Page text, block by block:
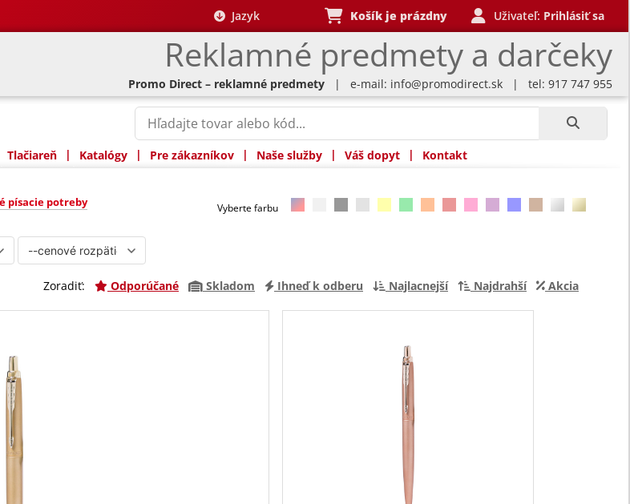
Reklamné predmety a darčeky
Jazyk Košík je prázdny Uživateľ: Prihlásiť sa
Promo Direct – reklamné predmety | e-mail: info@promodirect.sk | tel: 917 747 955
Tlačiareň | Katalógy | Pre zákazníkov | Naše služby | Váš dopyt | Kontakt
písacie potreby Vyberte farbu
Zoradiť: Odporúčané Skladom Ihneď k odberu Najlacnejší Najdrahší Akcia